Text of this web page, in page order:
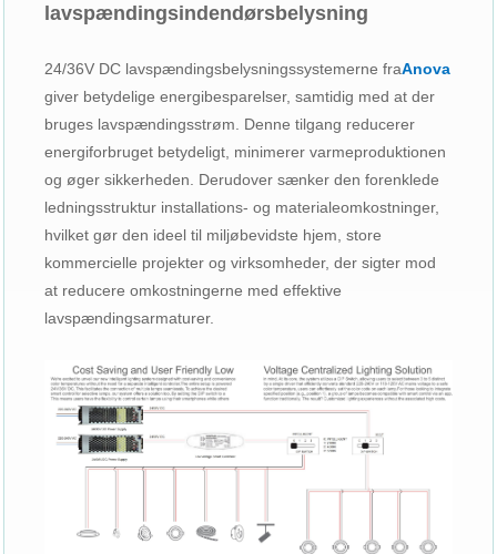
lavspændingsindendørsbelysning
24/36V DC lavspændingsbelysningssystemerne fraAnova
giver betydelige energibesparelser, samtidig med at der
bruges lavspændingsstrøm. Denne tilgang reducerer
energiforbruget betydeligt, minimerer varmeproduktionen
og øger sikkerheden. Derudover sænker den forenklede
ledningsstruktur installations- og materialeomkostninger,
hvilket gør den ideel til miljøbevidste hjem, store
kommercielle projekter og virksomheder, der sigter mod
at reducere omkostningerne med effektive
lavspændingsarmaturer.